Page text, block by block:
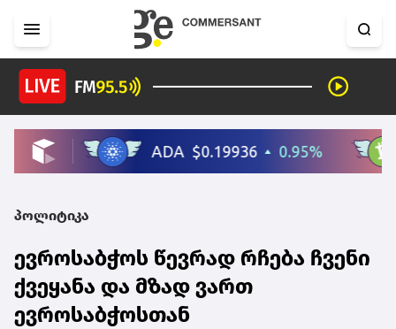
პოლიტიკა
ევროსაბჭოს წევრად რჩება ჩვენი
ქვეყანა და მზად ვართ
ევროსაბჭოსთან